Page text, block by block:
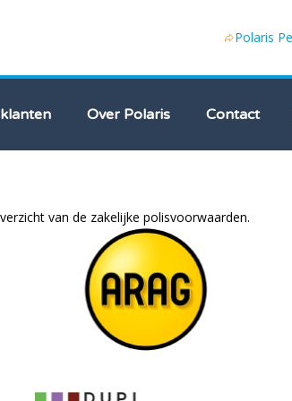
Polaris
Over Polaris Contact
van de zakelijke polisvoorwaarden.